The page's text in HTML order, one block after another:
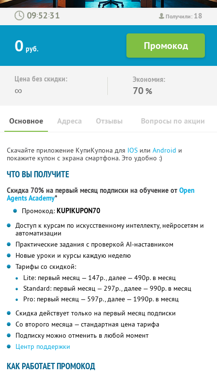
Получили: 18
: :
0 руб.
Цена без скидки:
∞
Экономия:
70 %
Основное Отзывы Вопросы по акции
Адреса
Скачайте приложение КупиКупона для IOS или Android и
покажите купон с экрана смартфона. Это удобно :)
ЧТО ВЫ ПОЛУЧИТЕ
Скидка 70% на первый месяц подписки на обучение от Open
Agents Academy*
Промокод: KUPIKUPON70
Доступ к курсам по искусственному интеллекту, нейросетям и
автоматизации
Практические задания с проверкой AI-наставником
Новые уроки и курсы каждую неделю
Тарифы со скидкой:
Lite: первый месяц — 147р., далее — 490р. в месяц
Standard: первый месяц — 297р., далее — 990р. в месяц
Pro: первый месяц — 597р., далее — 1990р. в месяц
Скидка действует только на первый месяц подписки
Со второго месяца — стандартная цена тарифа
Подписку можно отменить в любой момент
Центр поддержки
КАК РАБОТАЕТ ПРОМОКОД